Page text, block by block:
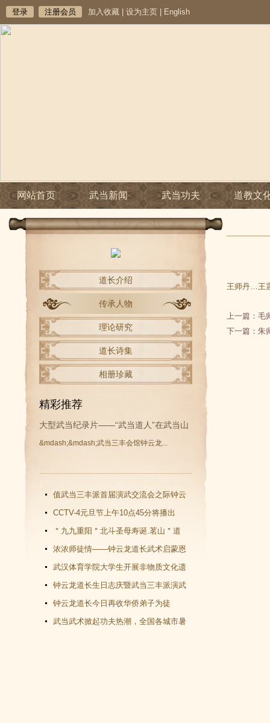
登录 注册会员 加入收藏 设为主页 English
网站首页 武当新闻 武当功夫 道教文
道长介绍
传承人物
理论研究
道长诗集
相册珍藏
精彩推荐
大型武当纪录片——“武当道人”在武当山
&mdash;&mdash;武当三丰会馆钟云龙...
值武当三丰派首届演武交流会之际钟云
龙道长再收新徒
CCTV-4元旦节上午10点45分将播出
《武当功夫传人 钟云龙》纪录片
＂九九重阳＂北斗圣母寿诞.茗山＂道
教文化＂汇演圆满谢幕
浓浓师徒情——钟云龙道长武术启蒙恩
师千里赴武当会面
武汉体育学院大学生开展非物质文化遗
产（武当武术）调查活动
钟云龙道长生日志庆暨武当三丰派演武
交流大会成功举办
钟云龙道长今日再收华侨弟子为徒
武当武术掀起功夫热潮，全国各城市暑
王师丹…王
上一篇： 毛
下一篇： 朱